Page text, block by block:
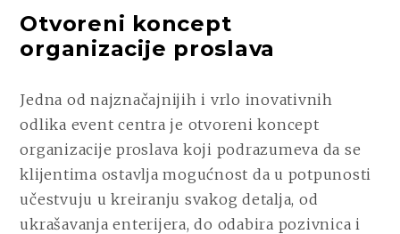
Otvoreni koncept
organizacije proslava
Jedna od najznačajnijih i vrlo inovativnih
odlika event centra je otvoreni koncept
organizacije proslava koji podrazumeva da se
klijentima ostavlja mogućnost da u potpunosti
učestvuju u kreiranju svakog detalja, od
ukrašavanja enterijera, do odabira pozivnica i